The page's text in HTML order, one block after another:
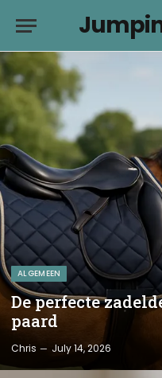
ALGEMEEN
De perfecte
paard
Chris July 14, 2026